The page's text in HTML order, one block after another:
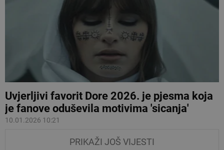
Uvjerljivi favorit Dore 2026. je pjesma koja
je fanove oduševila motivima 'sicanja'
10.01.2026 10:21
PRIKAŽI JOŠ VIJESTI